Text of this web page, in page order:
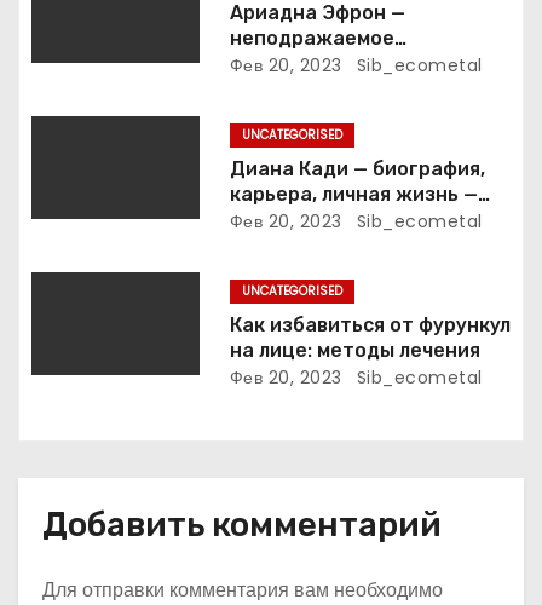
и
с
м
Ариадна Эфрон —
неподражаемое
вокзальное
оценочно-аналитическое
общепостижимое явление
известной русской
поэтессы
Фев 20, 2023 Sib_ecometal
UNCATEGORISED
Диана Кади — биография,
карьера, личная жизнь —
актуальная информация
Фев 20, 2023 Sib_ecometal
UNCATEGORISED
Как избавиться от фурункул
на лице: методы лечения
Фев 20, 2023 Sib_ecometal
Добавить комментарий
Для отправки комментария вам необходимо